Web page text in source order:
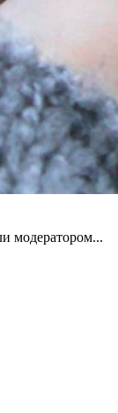
модератором...